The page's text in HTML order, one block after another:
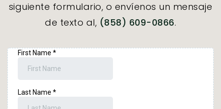
siguiente formulario, o envíenos un mensaje
de texto al, (858) 609-0866.